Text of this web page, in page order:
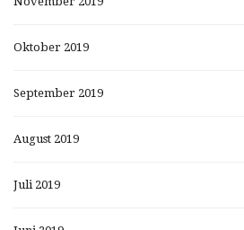
Oktober 2019
September 2019
August 2019
Juli 2019